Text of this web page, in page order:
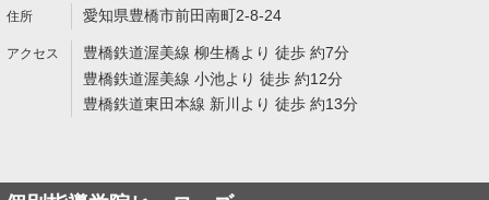
愛知県豊橋市前田南町2-8-24
豊橋鉄道渥美線 柳生橋より 徒歩 約7分
豊橋鉄道渥美線 小池より 徒歩 約12分
豊橋鉄道東田本線 新川より 徒歩 約13分